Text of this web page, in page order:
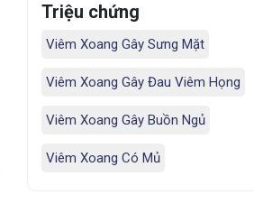
Triệu chứng
Viêm Xoang Gây Sưng Mặt
Viêm Xoang Gây Đau Viêm Họng
Viêm Xoang Gây Buồn Ngủ
Viêm Xoang Có Mủ